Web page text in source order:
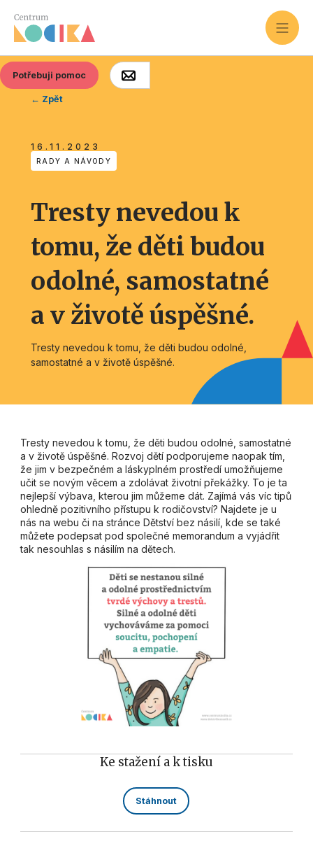
Potřebuji pomoc
← Zpět
16.11.2023
RADY A NÁVODY
Tresty nevedou k
tomu, že děti budou
odolné, samostatné
a v životě úspěšné.
Tresty nevedou k tomu, že děti budou odolné,
samostatné a v životě úspěšné.
Tresty nevedou k tomu, že děti budou odolné, samostatné
a v životě úspěšné. Rozvoj dětí podporujeme naopak tím,
že jim v bezpečném a láskyplném prostředí umožňujeme
učit se novým věcem a zdolávat životní překážky. To je ta
nejlepší výbava, kterou jim můžeme dát. Zajímá vás víc tipů
ohledně pozitivního přístupu k rodičovství? Najdete je u
nás na webu či na stránce Dětství bez násilí, kde se také
můžete podepsat pod společné memorandum a vyjádřit
tak nesouhlas s násilím na dětech.
Ke stažení a k tisku
Stáhnout